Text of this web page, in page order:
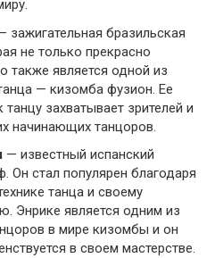
зажигательная бразильская
не только прекрасно
также является одной из
— кизомба фузион. Ее
танцу захватывает зрителей и
начинающих танцоров.
— известный испанский
Он стал популярен благодаря
танца и своему
Энрике является одним из
в мире кизомбы и он
в своем мастерстве.